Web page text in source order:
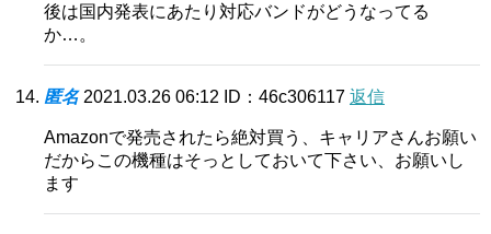
後は国内発表にあたり対応バンドがどうなってる
か…。
匿名 2021.03.26 06:12 ID：46c306117 返信
Amazonで発売されたら絶対買う、キャリアさんお願い
だからこの機種はそっとしておいて下さい、お願いし
ます